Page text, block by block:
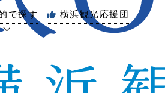
人の方へ
で探す 横浜観光応援団